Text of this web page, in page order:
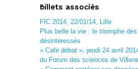
Billets associés
FIC 2014, 22/01/14, Lille
Plus belle la vie : le triomphe
désintéressés
« Café débat », jeudi 24 avril
du Forum des sciences de